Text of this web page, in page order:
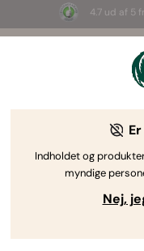
4.7 ud af 5
2-FOR-1-
Emnefinder
Indholdet og
myndige
Nej,